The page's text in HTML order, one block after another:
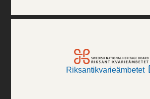
Riksantikvarieämbetet